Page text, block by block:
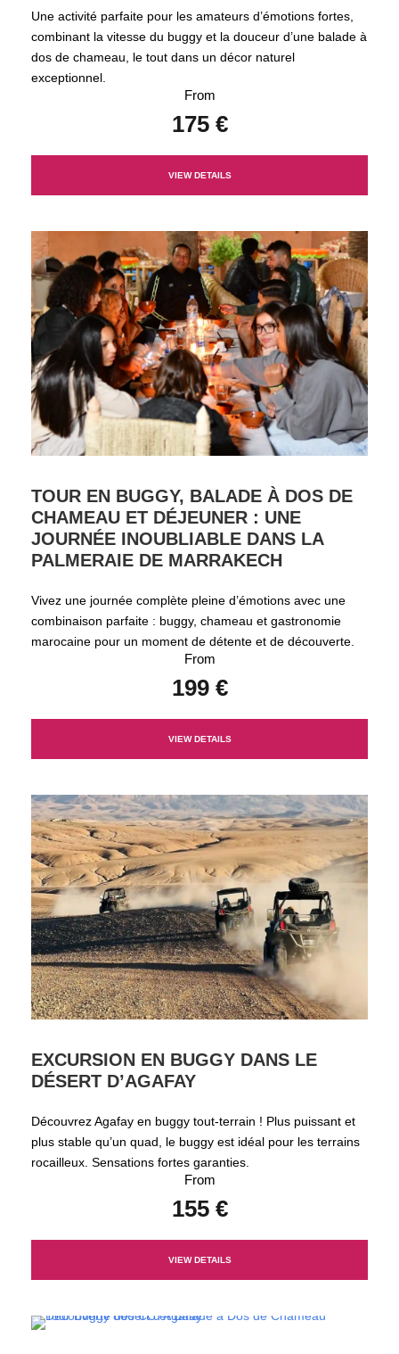
Une activité parfaite pour les amateurs d’émotions fortes,
combinant la vitesse du buggy et la douceur d’une balade à
dos de chameau, le tout dans un décor naturel
exceptionnel.
From
175 €
VIEW DETAILS
TOUR EN BUGGY, BALADE À DOS DE
CHAMEAU ET DÉJEUNER : UNE
JOURNÉE INOUBLIABLE DANS LA
PALMERAIE DE MARRAKECH
Vivez une journée complète pleine d’émotions avec une
combinaison parfaite : buggy, chameau et gastronomie
marocaine pour un moment de détente et de découverte.
From
199 €
VIEW DETAILS
EXCURSION EN BUGGY DANS LE
DÉSERT D’AGAFAY
Découvrez Agafay en buggy tout-terrain ! Plus puissant et
plus stable qu’un quad, le buggy est idéal pour les terrains
rocailleux. Sensations fortes garanties.
From
155 €
VIEW DETAILS